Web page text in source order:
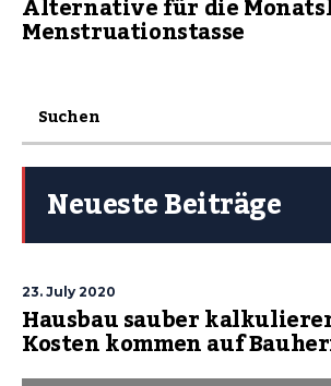
Alternative für die
Menstruationstasse
Neueste Beiträge
23. July 2020
Hausbau sauber
Kosten kommen auf